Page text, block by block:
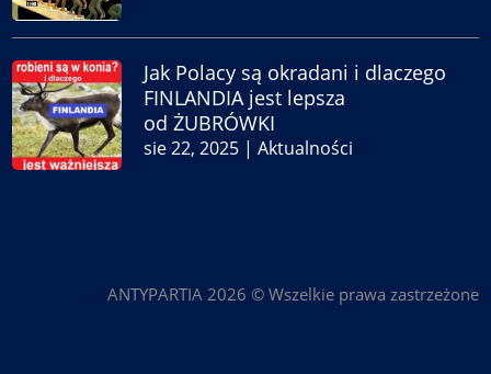
Jak Polacy są okradani i dlaczego
FINLANDIA jest lepsza
od ŻUBRÓWKI
sie 22, 2025 |Aktualności
ANTYPARTIA 2026 © Wszelkie prawa zastrzeżone